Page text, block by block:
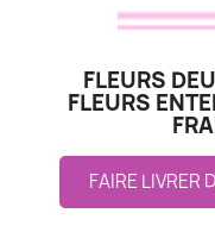
FLEURS
FLEURS
FAIRE LIVRER